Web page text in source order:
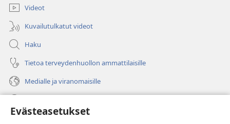
Evästeasetukset
Videot
Kuvailutulkatut videot
Haku
Tietoa terveydenhuollon ammattilaisille
Medialle ja viranomaisille